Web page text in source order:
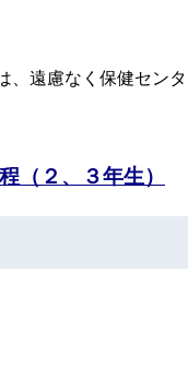
遠慮なく保健センタ
（２、３年生）